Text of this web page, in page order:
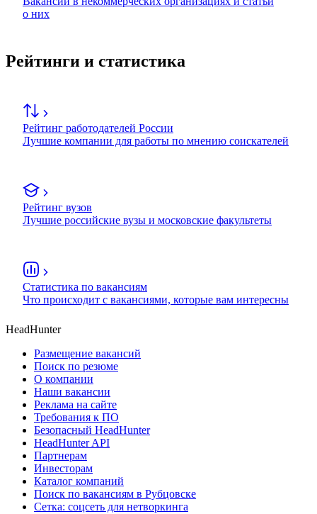
о них
Рейтинги и статистика
Рейтинг работодателей России
Лучшие компании для работы по мнению соискателей
Рейтинг вузов
Лучшие российские вузы и московские факультеты
Статистика по вакансиям
Что происходит с вакансиями, которые вам интересны
HeadHunter
Размещение вакансий
Поиск по резюме
О компании
Наши вакансии
Реклама на сайте
Требования к ПО
Безопасный HeadHunter
HeadHunter API
Партнерам
Инвесторам
Каталог компаний
Поиск по вакансиям в Рубцовске
Сетка: соцсеть для нетворкинга